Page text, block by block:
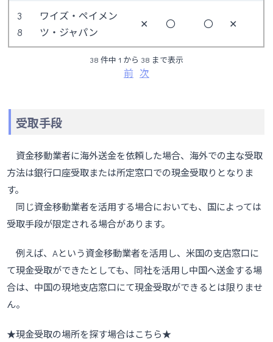
3
8
ワイズ・ペイメン
ツ・ジャパン
✕ 〇 〇 ✕
38 件中 1 から 38 まで表示
前 次
受取手段
資金移動業者に海外送金を依頼した場合、海外での主な受取
方法は銀行口座受取または所定窓口での現金受取りとなりま
す。
同じ資金移動業者を活用する場合においても、国によっては
受取手段が限定される場合があります。
例えば、Aという資金移動業者を活用し、米国の支店窓口に
て現金受取ができたとしても、同社を活用し中国へ送金する場
合は、中国の現地支店窓口にて現金受取ができるとは限りませ
ん。
★現金受取の場所を探す場合はこちら★